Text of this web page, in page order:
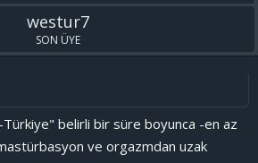
westur7
SON ÜYE
belirli bir süre boyunca -en az
ve orgazmdan uzak